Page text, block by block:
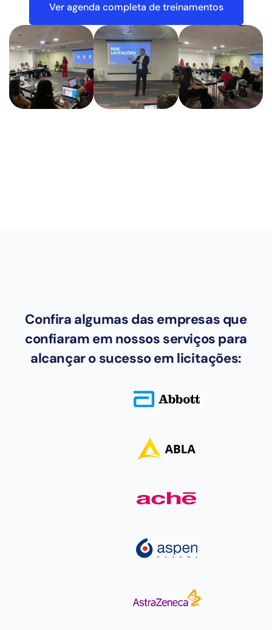
Ver agenda completa de treinamentos
Confira algumas das empresas que
confiaram em nossos serviços para
alcançar o sucesso em licitações: